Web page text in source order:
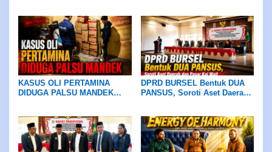
Kritis
KASUS OLI PERTAMINA
DIDUGA PALSU MANDEK
Tangan
DPRD BURSEL Bentuk DUA
PANSUS, Soroti Aset Daerah